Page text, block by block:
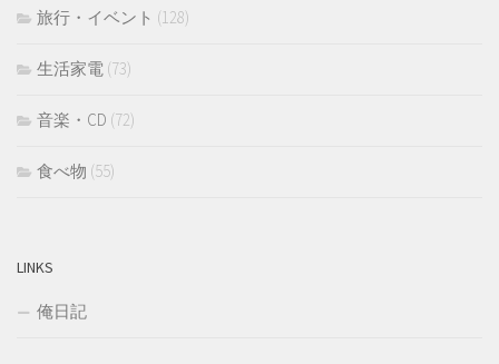
旅行・イベント (128)
生活家電 (73)
音楽・CD (72)
食べ物 (55)
LINKS
俺日記